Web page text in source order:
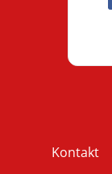
Kontakt